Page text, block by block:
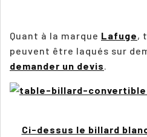
Quant à la marque Lafuge,
peuvent être laqués sur
demander un devis.
Ci-dessus le billard